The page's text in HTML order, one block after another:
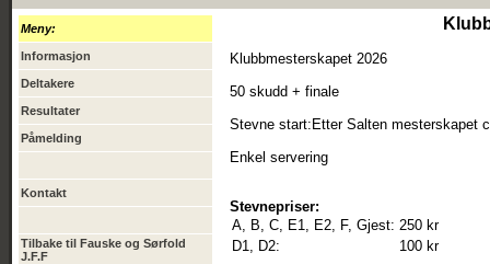
Meny:
Informasjon
Deltakere
Resultater
Påmelding
Kontakt
Tilbake til Fauske og Sørfold
J.F.F
Klubbmesterskapet 2026
50 skudd + finale
Stevne start:Etter Salten mesterskapet
Enkel servering
Stevnepriser:
A, B, C, E1, E2, F, Gjest: 250 kr
D1, D2:
100 kr